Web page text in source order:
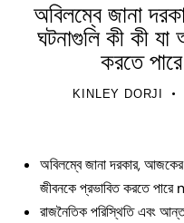
অবিলম্বে জানা
ঘটনাগুলি কী কী
করতে
KINLEY DORJI
অবিলম্বে জানা দরকার, আজকের
জীবনকে প্রভাবিত করতে
রাজনৈতিক পরিস্থিতি এবং